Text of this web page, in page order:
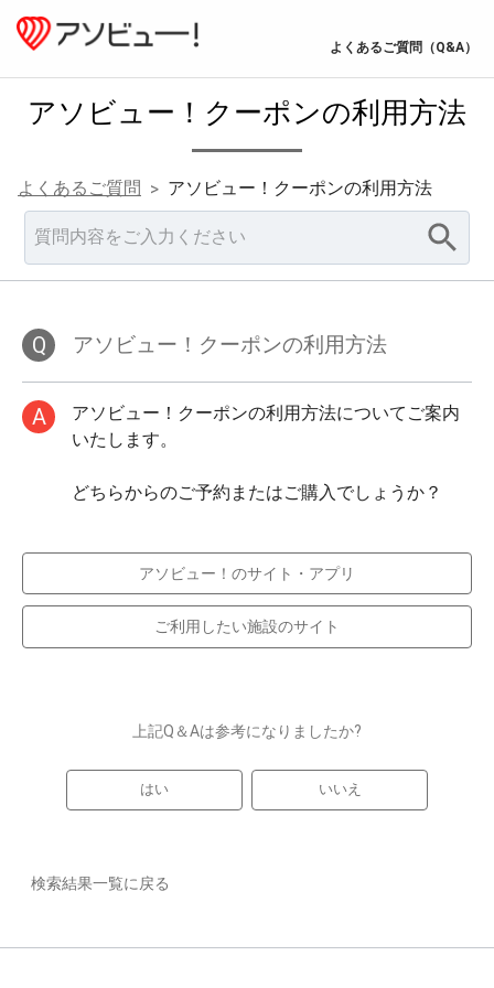
よくあるご質問（Q&A）
アソビュー！クーポンの利用方法
よくあるご質問 > アソビュー！クーポンの利用方法
Q アソビュー！クーポンの利用方法
A
アソビュー！クーポンの利用方法についてご案内
いたします。
どちらからのご予約またはご購入でしょうか？
アソビュー！のサイト・アプリ
ご利用したい施設のサイト
上記Q＆Aは参考になりましたか?
はい いいえ
検索結果一覧に戻る